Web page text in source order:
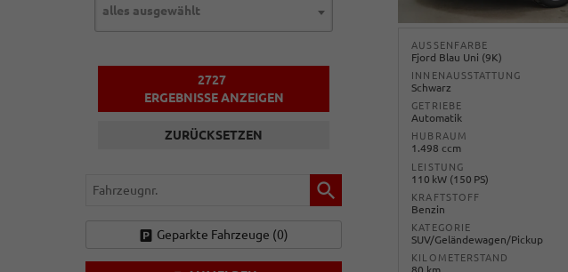
AUSSENFARBE
Fjord Blau Uni (9K)
INNENAUSSTATTUNG
Schwarz
GETRIEBE
Automatik
HUBRAUM
1.498 ccm
LEISTUNG
110 kW (150 PS)
KRAFTSTOFF
Benzin
KATEGORIE
SUV/Geländewagen/Pickup
KILOMETERSTAND
80 km
alles ausgewählt
2727
ERGEBNISSE ANZEIGEN
ZURÜCKSETZEN
Fahrzeugnr.
Geparkte Fahrzeuge (0)